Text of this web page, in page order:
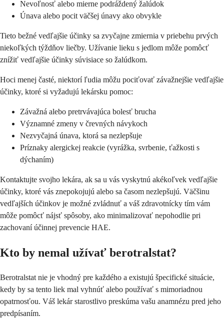
Nevoľnosť alebo mierne podráždený žalúdok
Únava alebo pocit väčšej únavy ako obvykle
Tieto bežné vedľajšie účinky sa zvyčajne zmiernia v priebehu prvých
niekoľkých týždňov liečby. Užívanie lieku s jedlom môže pomôcť
znížiť vedľajšie účinky súvisiace so žalúdkom.
Hoci menej časté, niektorí ľudia môžu pociťovať závažnejšie vedľajšie
účinky, ktoré si vyžadujú lekársku pomoc:
Závažná alebo pretrvávajúca bolesť brucha
Významné zmeny v črevných návykoch
Nezvyčajná únava, ktorá sa nezlepšuje
Príznaky alergickej reakcie (vyrážka, svrbenie, ťažkosti s
dýchaním)
Kontaktujte svojho lekára, ak sa u vás vyskytnú akékoľvek vedľajšie
účinky, ktoré vás znepokojujú alebo sa časom nezlepšujú. Väčšinu
vedľajších účinkov je možné zvládnuť a váš zdravotnícky tím vám
môže pomôcť nájsť spôsoby, ako minimalizovať nepohodlie pri
zachovaní účinnej prevencie HAE.
Kto by nemal užívať berotralstat?
Berotralstat nie je vhodný pre každého a existujú špecifické situácie,
kedy by sa tento liek mal vyhnúť alebo používať s mimoriadnou
opatrnosťou. Váš lekár starostlivo preskúma vašu anamnézu pred jeho
predpísaním.